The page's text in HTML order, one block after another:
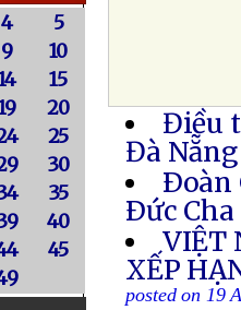
4
5
9
10
15
20
25
30
35
40
45
Điều
Đà Nẵng
Ðoàn
Ðức
VIỆT
XẾP
posted on 19